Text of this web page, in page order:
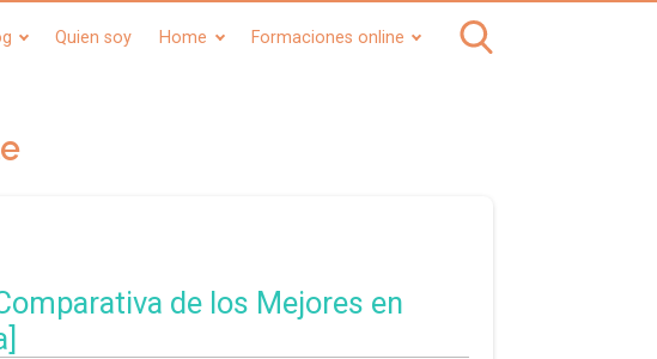
Quien soy Home Formaciones online
de los Mejores en